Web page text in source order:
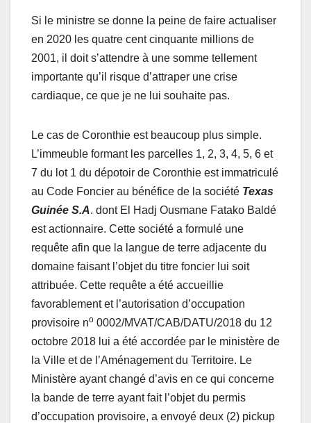
Si le ministre se donne la peine de faire actualiser
en 2020 les quatre cent cinquante millions de
2001, il doit s’attendre à une somme tellement
importante qu’il risque d’attraper une crise
cardiaque, ce que je ne lui souhaite pas.
Le cas de Coronthie est beaucoup plus simple.
L’immeuble formant les parcelles 1, 2, 3, 4, 5, 6 et
7 du lot 1 du dépotoir de Coronthie est immatriculé
au Code Foncier au bénéfice de la société Texas
Guinée S.A. dont El Hadj Ousmane Fatako Baldé
est actionnaire. Cette société a formulé une
requête afin que la langue de terre adjacente du
domaine faisant l’objet du titre foncier lui soit
attribuée. Cette requête a été accueillie
favorablement et l’autorisation d’occupation
provisoire no 0002/MVAT/CAB/DATU/2018 du 12
octobre 2018 lui a été accordée par le ministère de
la Ville et de l’Aménagement du Territoire. Le
Ministère ayant changé d’avis en ce qui concerne
la bande de terre ayant fait l’objet du permis
d’occupation provisoire, a envoyé deux (2) pickup